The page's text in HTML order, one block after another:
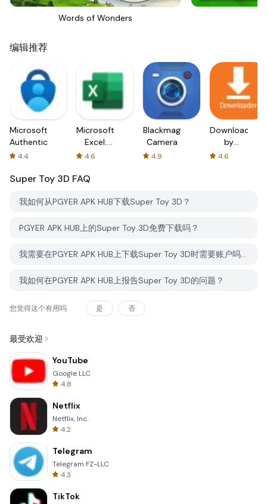
Words of Wonders
编辑推荐
Microsoft
Authenticator
4.4
Microsoft
Excel:
Spreadsheets
4.6
Blackmagic
Camera
4.9
Downloader
by
AFTVnews
4.6
Super Toy 3D FAQ
我如何从PGYER APK HUB下载Super Toy 3D？
PGYER APK HUB上的Super Toy 3D免费下载吗？
我需要在PGYER APK HUB上下载Super Toy 3D时需要账户吗？
我如何在PGYER APK HUB上报告Super Toy 3D的问题？
您觉得这个有用吗 是 否
最受欢迎
YouTube
Google LLC
4.8
Netflix
Netflix, Inc.
4.2
Telegram
Telegram FZ-LLC
4.3
TikTok